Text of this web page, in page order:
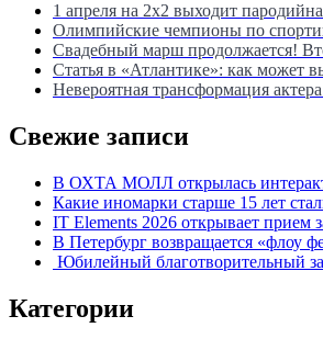
1 апреля на 2х2 выходит
Олимпийские чемпионы по
Свадебный марш продолжается!
Статья в «Атлантике»: как может
Невероятная трансформация
Свежие записи
В ОХТА МОЛЛ открылась
Какие иномарки старше 15 лет
IT Elements 2026 открывает прием
В Петербург возвращается «флоу
Юбилейный благотворительный
Категории